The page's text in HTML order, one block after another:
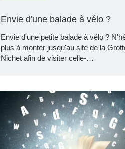
Envie d'une balade à vélo ?
Envie d'une petite balade à vélo ?
plus à monter jusqu'au site de la
Nichet afin de visiter celle-…